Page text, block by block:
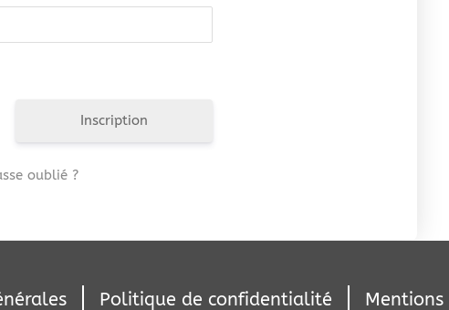
Inscription
oublié ?
Politique de confidentialité